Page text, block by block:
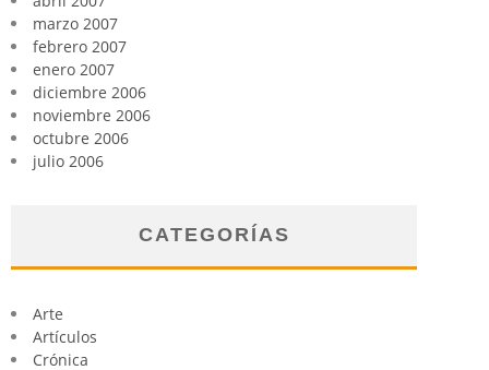
marzo 2007
febrero 2007
enero 2007
diciembre 2006
noviembre 2006
octubre 2006
julio 2006
CATEGORÍAS
Arte
Artículos
Crónica